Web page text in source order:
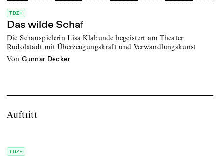
TDZ+
Das wilde Schaf
Die Schauspielerin Lisa Klabunde begeistert am Theater
Rudolstadt mit Überzeugungskraft und Verwandlungskunst
von Gunnar Decker
Auftritt
TDZ+